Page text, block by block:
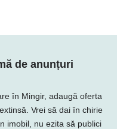
de anunțuri
în Mingir, adaugă oferta
Vrei să dai în chirie
imobil, nu ezita să publici